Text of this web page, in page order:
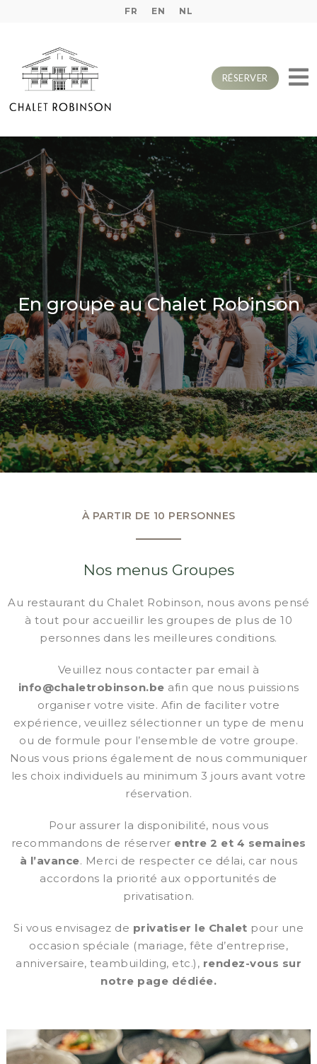
FR EN NL
RÉSERVER
En groupe au Chalet Robinson
À PARTIR DE 10 PERSONNES
Nos menus Groupes
Au restaurant du Chalet Robinson, nous avons pensé
à tout pour accueillir les groupes de plus de 10
personnes dans les meilleures conditions.
Veuillez nous contacter par email à
info@chaletrobinson.be afin que nous puissions
organiser votre visite. Afin de faciliter votre
expérience, veuillez sélectionner un type de menu
ou de formule pour l’ensemble de votre groupe.
Nous vous prions également de nous communiquer
les choix individuels au minimum 3 jours avant votre
réservation.
Pour assurer la disponibilité, nous vous
recommandons de réserver entre 2 et 4 semaines
à l’avance. Merci de respecter ce délai, car nous
accordons la priorité aux opportunités de
privatisation.
Si vous envisagez de privatiser le Chalet pour une
occasion spéciale (mariage, fête d’entreprise,
anniversaire, teambuilding, etc.), rendez-vous sur
notre page dédiée.